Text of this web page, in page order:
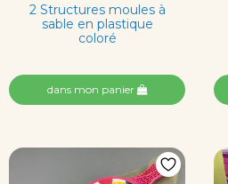
2 Structures moules à
sable en plastique
coloré
dans mon panier